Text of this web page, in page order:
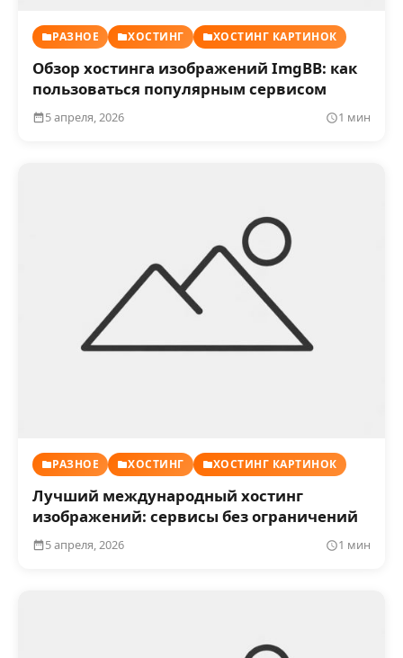
РАЗНОЕ ХОСТИНГ ХОСТИНГ КАРТИНОК
Обзор хостинга изображений ImgBB: как
пользоваться популярным сервисом
5 апреля, 2026 1 мин
РАЗНОЕ ХОСТИНГ ХОСТИНГ КАРТИНОК
Лучший международный хостинг
изображений: сервисы без ограничений
5 апреля, 2026 1 мин